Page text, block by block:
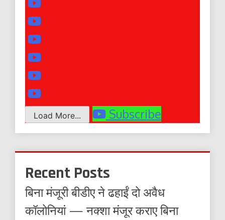
Load More... Subscribe
Recent Posts
बिना मंजूरी बीडीए ने ढहाईं दो अवैध
कॉलोनियां — नक्शा मंजूर कराए बिना